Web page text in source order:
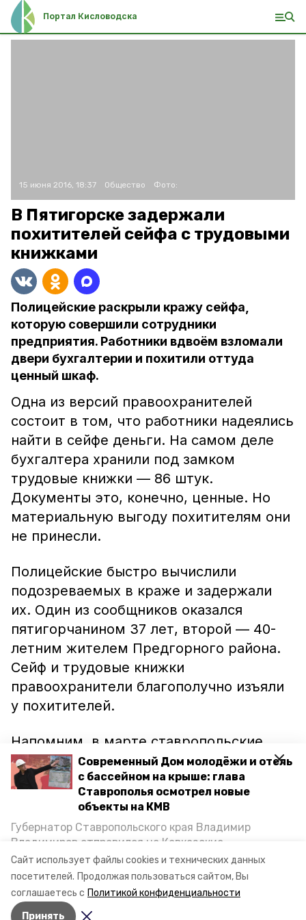
Сайт использует файлы cookies и технических данных
посетителей. Продолжая пользоваться сайтом, Вы
соглашаетесь с Политикой конфиденциальности
Принять
Современный Дом молодёжи и отель
с бассейном на крыше: глава
Ставрополья осмотрел новые
объекты на КМВ
Губернатор Ставропольского края Владимир
Владимиров отправился на Кавказские
Минеральные Воды, чтобы проинспектировать
строительство объектов в Кисловодске и
Минводах, а также выслушать предложения о
постройке новых точек притяжения для местных
Портал Кисловодска
15 июня 2016, 18:37 Общество Фото:
В Пятигорске задержали
похитителей сейфа с трудовыми
книжками
Полицейские раскрыли кражу сейфа,
которую совершили сотрудники
предприятия. Работники вдвоём взломали
двери бухгалтерии и похитили оттуда
ценный шкаф.
Одна из версий правоохранителей
состоит в том, что работники надеялись
найти в сейфе деньги. На самом деле
бухгалтера хранили под замком
трудовые книжки — 86 штук.
Документы это, конечно, ценные. Но
материальную выгоду похитителям они
не принесли.
Полицейские быстро вычислили
подозреваемых в краже и задержали
их. Один из сообщников оказался
пятигорчанином 37 лет, второй — 40-
летним жителем Предгорного района.
Сейф и трудовые книжки
правоохранители благополучно изъяли
у похитителей.
Напомним, в марте ставропольские
спасатели достали со дна реки сейф,
который два года назадбыл похищен из
дома в Будённовске. В тот раз
преступникам удалось поживиться
деньгами. Они вскрыли металлический
короб, забрали ценности, а сам сейф
выкинули в реку.